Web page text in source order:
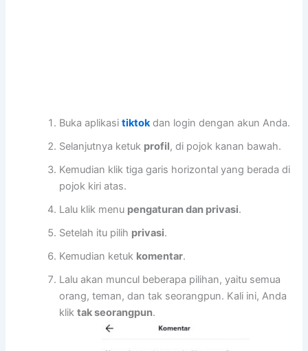
Buka aplikasitiktok dan login dengan akun Anda.
Selanjutnya ketuk profil, di pojok kanan bawah.
Kemudian klik tiga garis horizontal yang berada di
pojok kiri atas.
Lalu klik menu pengaturan dan privasi.
Setelah itu pilih privasi.
Kemudian ketuk komentar.
Lalu akan muncul beberapa pilihan, yaitu semua
orang, teman, dan tak seorangpun. Kali ini, Anda
kliktak seorangpun.